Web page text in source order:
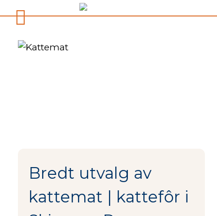
Bredt utvalg av
kattemat | kattefôr i